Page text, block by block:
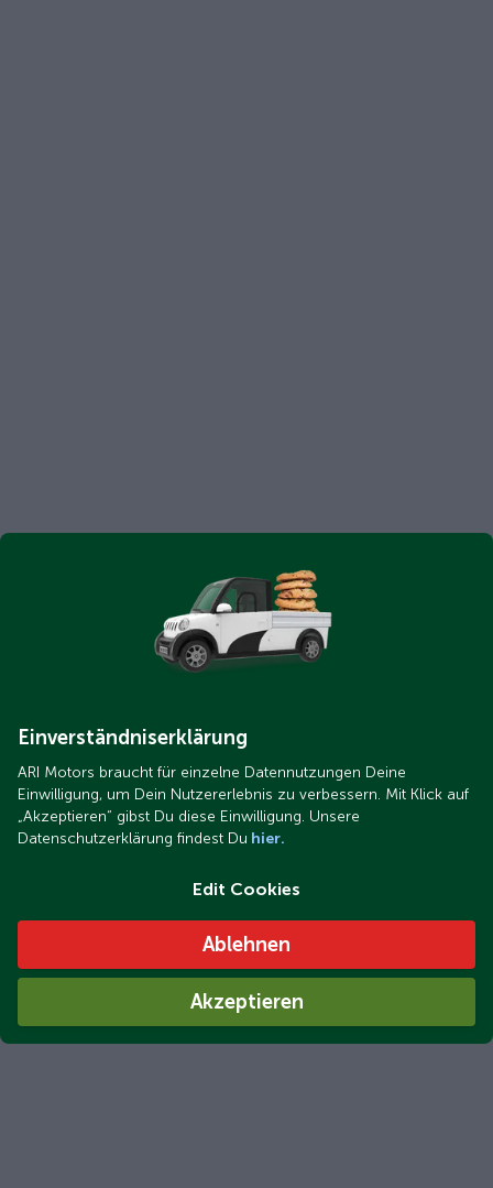
Einverständniserklärung
ARI Motors braucht für einzelne Datennutzungen Deine
Einwilligung, um Dein Nutzererlebnis zu verbessern. Mit Klick auf
„Akzeptieren“ gibst Du diese Einwilligung. Unsere
Datenschutzerklärung findest Du hier.
Edit Cookies
Ablehnen
Akzeptieren